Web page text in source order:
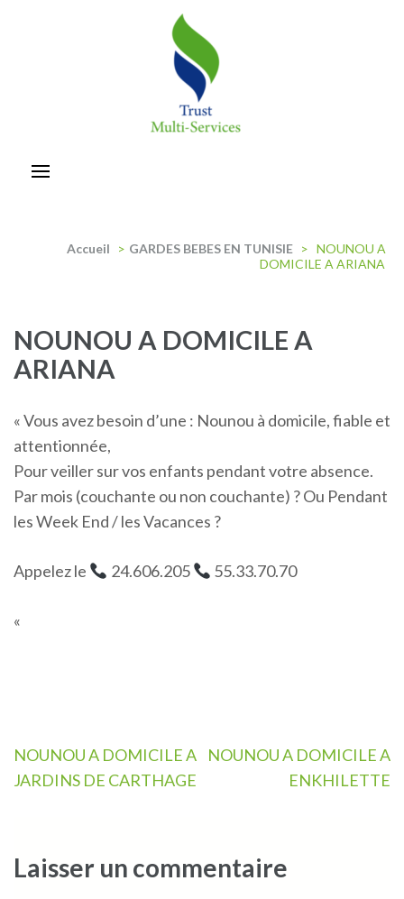
Accueil > GARDES BEBES EN TUNISIE > NOUNOU A
DOMICILE A ARIANA
NOUNOU A DOMICILE A
ARIANA
« Vous avez besoin d’une : Nounou à domicile, fiable et
attentionnée,
Pour veiller sur vos enfants pendant votre absence.
Par mois (couchante ou non couchante) ? Ou Pendant
les Week End / les Vacances ?
Appelez le 24.606.205 55.33.70.70
«
Navigation
de
NOUNOU A DOMICILE A
JARDINS DE CARTHAGE
NOUNOU A DOMICILE A
ENKHILETTE
Laisser un commentaire